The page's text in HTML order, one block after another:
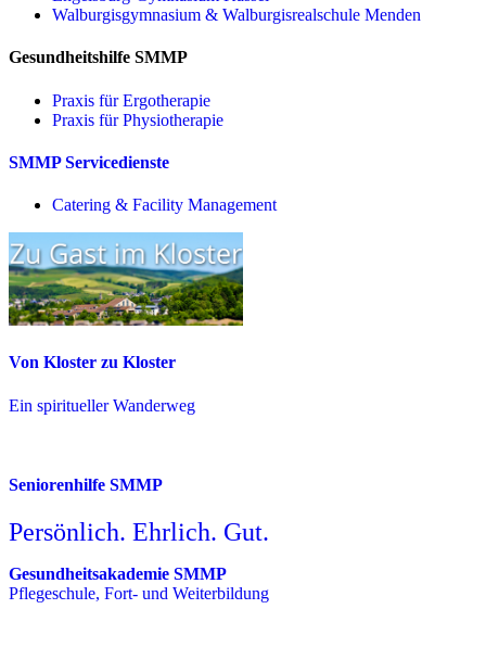
Walburgisgymnasium & Walburgisrealschule Menden
Gesundheitshilfe SMMP
Praxis für Ergo­therapie
Praxis für Physio­therapie
SMMP Servicedienste
Catering & Facility Management
Von Kloster zu Kloster
Ein spiritueller Wanderweg
Seniorenhilfe SMMP
Persönlich. Ehrlich. Gut.
Gesundheitsakademie SMMP
Pflegeschule, Fort- und Weiterbildung